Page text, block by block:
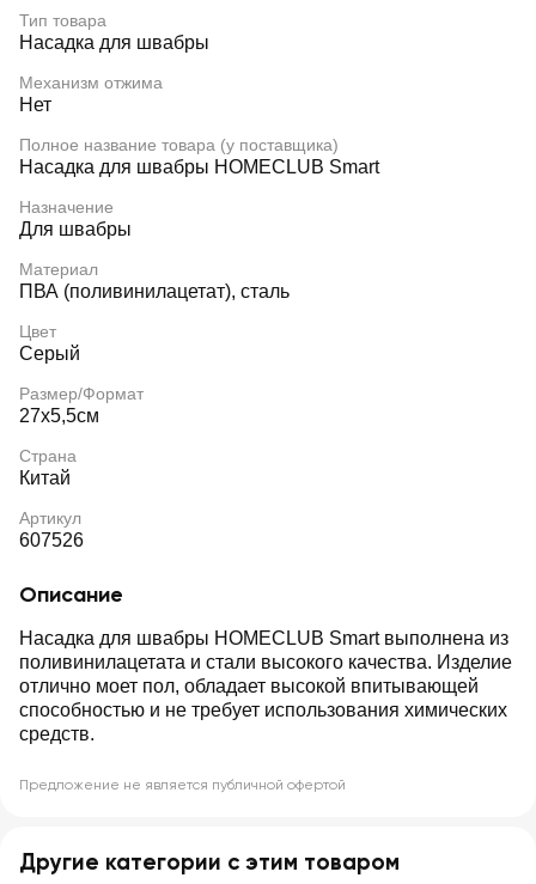
Тип товара
Насадка для швабры
Механизм отжима
Нет
Полное название товара (у поставщика)
Насадка для швабры HOMECLUB Smart
Назначение
Для швабры
Материал
ПВА (поливинилацетат), сталь
Цвет
Серый
Размер/Формат
27х5,5см
Страна
Китай
Артикул
607526
Описание
Насадка для швабры HOMECLUB Smart выполнена из
поливинилацетата и стали высокого качества. Изделие
отлично моет пол, обладает высокой впитывающей
способностью и не требует использования химических
средств.
Предложение не является публичной офертой
Другие категории с этим товаром